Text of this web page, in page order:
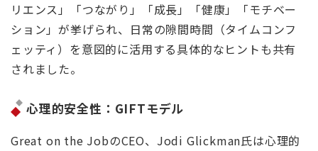
リエンス」「つながり」「成長」「健康」「モチベー
ション」が挙げられ、日常の隙間時間（タイムコンフ
ェッティ）を意図的に活用する具体的なヒントも共有
されました。
心理的安全性：GIFTモデル
Great on the JobのCEO、Jodi Glickman氏は心理的